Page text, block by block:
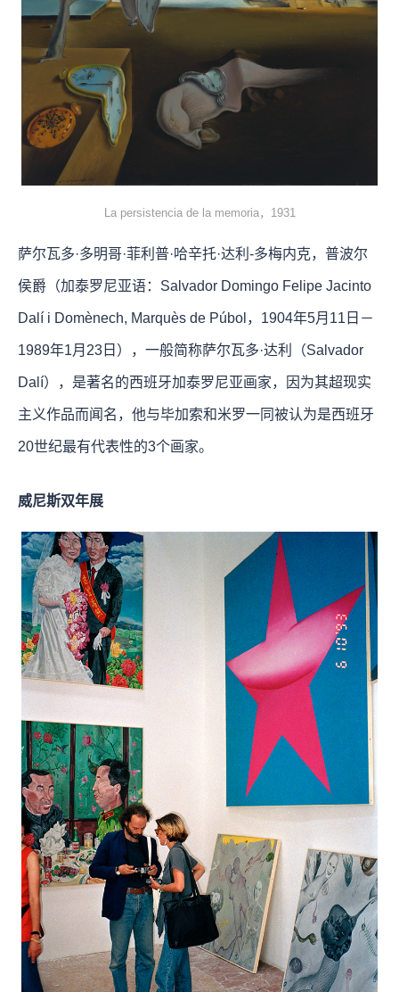
La persistencia de la memoria，1931
萨尔瓦多·多明哥·菲利普·哈辛托·达利-多梅内克，普波尔
侯爵（加泰罗尼亚语：Salvador Domingo Felipe Jacinto
Dalí i Domènech, Marquès de Púbol，1904年5月11日－
1989年1月23日），一般简称萨尔瓦多·达利（Salvador
Dalí），是著名的西班牙加泰罗尼亚画家，因为其超现实
主义作品而闻名，他与毕加索和米罗一同被认为是西班牙
20世纪最有代表性的3个画家。
威尼斯双年展